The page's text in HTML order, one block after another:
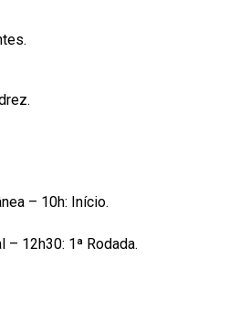
– 10h: Início.
12h30: 1ª Rodada.